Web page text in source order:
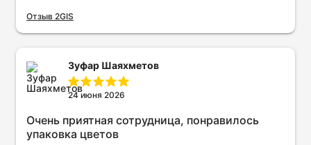
Отзыв 2GIS
Зуфар Шаяхметов
24 июня 2026
Очень приятная сотрудница, понравилось
упаковка цветов